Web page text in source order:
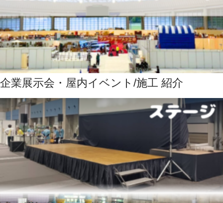
企業展示会・屋内イベント/施工 紹介